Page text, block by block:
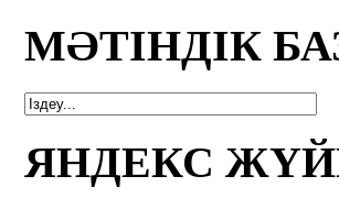
МӘТІНДІК
ЯНДЕКС